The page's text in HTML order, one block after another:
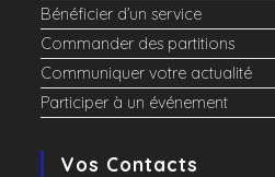
Bénéficier d’un service
Commander des partitions
Communiquer votre actualité
Participer à un événement
Vos Contacts